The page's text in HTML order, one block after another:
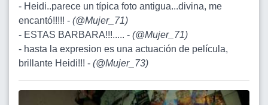
- Heidi..parece un típica foto antigua...divina, me
encantó!!!!! - (@Mujer_71)
- ESTAS BARBARA!!!..... - (@Mujer_71)
- hasta la expresion es una actuación de película,
brillante Heidi!!! - (@Mujer_73)